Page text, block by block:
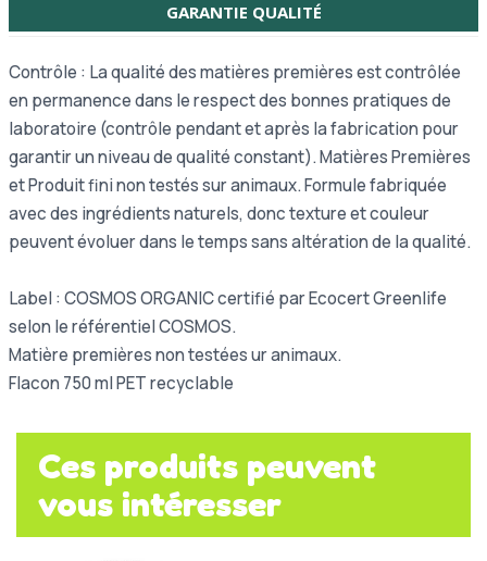
GARANTIE QUALITÉ
Contrôle : La qualité des matières premières est contrôlée
en permanence dans le respect des bonnes pratiques de
laboratoire (contrôle pendant et après la fabrication pour
garantir un niveau de qualité constant). Matières Premières
et Produit fini non testés sur animaux. Formule fabriquée
avec des ingrédients naturels, donc texture et couleur
peuvent évoluer dans le temps sans altération de la qualité.
Label : COSMOS ORGANIC certifié par Ecocert Greenlife
selon le référentiel COSMOS.
Matière premières non testées ur animaux.
Flacon 750 ml PET recyclable
Ces produits peuvent
vous intéresser